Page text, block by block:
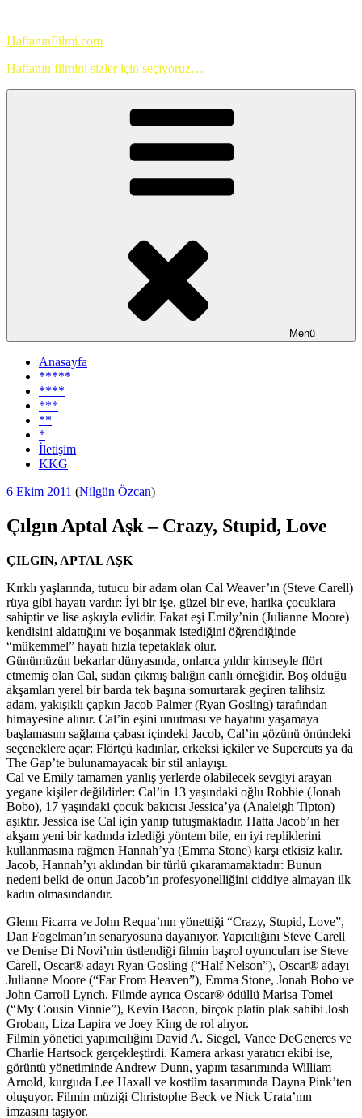
HaftanınFilmi.com
Haftanın filmini sizler için seçiyoruz…
Menü
Anasayfa
*****
****
***
**
*
İletişim
KKG
Yayım
6 Ekim 2011 (Nilgün Özcan)
Çılgın Aptal Aşk – Crazy, Stupid, Love
ÇILGIN, APTAL AŞK
Kırklı yaşlarında, tutucu bir adam olan Cal Weaver’ın (Steve Carell)
rüya gibi hayatı vardır: İyi bir işe, güzel bir eve, harika çocuklara
sahiptir ve lise aşkıyla evlidir. Fakat eşi Emily’nin (Julianne Moore)
kendisini aldattığını ve boşanmak istediğini öğrendiğinde
“mükemmel” hayatı hızla tepetaklak olur.
Günümüzün bekarlar dünyasında, onlarca yıldır kimseyle flört
etmemiş olan Cal, sudan çıkmış balığın canlı örneğidir. Boş olduğu
akşamları yerel bir barda tek başına somurtarak geçiren talihsiz
adam, yakışıklı çapkın Jacob Palmer (Ryan Gosling) tarafından
himayesine alınır. Cal’in eşini unutması ve hayatını yaşamaya
başlamasını sağlama çabası içindeki Jacob, Cal’in gözünü önündeki
seçeneklere açar: Flörtçü kadınlar, erkeksi içkiler ve Supercuts ya da
The Gap’te bulunamayacak bir stil anlayışı.
Cal ve Emily tamamen yanlış yerlerde olabilecek sevgiyi arayan
yegane kişiler değildirler: Cal’in 13 yaşındaki oğlu Robbie (Jonah
Bobo), 17 yaşındaki çocuk bakıcısı Jessica’ya (Analeigh Tipton)
aşıktır. Jessica ise Cal için yanıp tutuşmaktadır. Hatta Jacob’ın her
akşam yeni bir kadında izlediği yöntem bile, en iyi repliklerini
kullanmasına rağmen Hannah’ya (Emma Stone) karşı etkisiz kalır.
Jacob, Hannah’yı aklından bir türlü çıkaramamaktadır: Bunun
nedeni belki de onun Jacob’ın profesyonelliğini ciddiye almayan ilk
kadın olmasındandır.
Glenn Ficarra ve John Requa’nın yönettiği “Crazy, Stupid, Love”,
Dan Fogelman’ın senaryosuna dayanıyor. Yapıcılığını Steve Carell
ve Denise Di Novi’nin üstlendiği filmin başrol oyuncuları ise Steve
Carell, Oscar® adayı Ryan Gosling (“Half Nelson”), Oscar® adayı
Julianne Moore (“Far From Heaven”), Emma Stone, Jonah Bobo ve
John Carroll Lynch. Filmde ayrıca Oscar® ödüllü Marisa Tomei
(“My Cousin Vinnie”), Kevin Bacon, birçok platin plak sahibi Josh
Groban, Liza Lapira ve Joey King de rol alıyor.
Filmin yönetici yapımcılığını David A. Siegel, Vance DeGeneres ve
Charlie Hartsock gerçekleştirdi. Kamera arkası yaratıcı ekibi ise,
görüntü yönetiminde Andrew Dunn, yapım tasarımında William
Arnold, kurguda Lee Haxall ve kostüm tasarımında Dayna Pink’ten
oluşuyor. Filmin müziği Christophe Beck ve Nick Urata’nın
imzasını taşıyor.